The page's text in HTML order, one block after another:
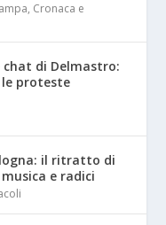
, Cronaca e
di Delmastro:
le proteste
il ritratto di
e radici